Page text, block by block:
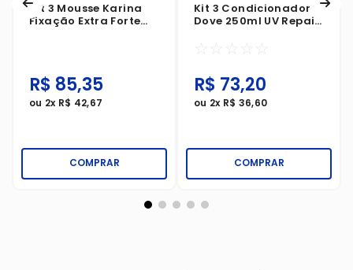
Kit 3 Mousse Karina
Fixação Extra Forte
R$ 85,35
ou 2x R$ 42,67
COMPRAR
Kit 3 Condicionador
Dove 250ml UV Repair
☆ ☆ ☆ ☆ ☆
R$ 73,20
ou 2x R$ 36,60
COMPRAR